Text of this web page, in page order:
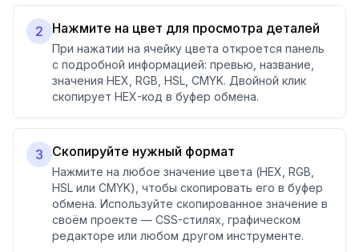
2 Нажмите на цвет для просмотра деталей
При нажатии на ячейку цвета откроется панель
с подробной информацией: превью, название,
значения HEX, RGB, HSL, CMYK. Двойной клик
скопирует HEX-код в буфер обмена.
3 Скопируйте нужный формат
Нажмите на любое значение цвета (HEX, RGB,
HSL или CMYK), чтобы скопировать его в буфер
обмена. Используйте скопированное значение в
своём проекте — CSS-стилях, графическом
редакторе или любом другом инструменте.